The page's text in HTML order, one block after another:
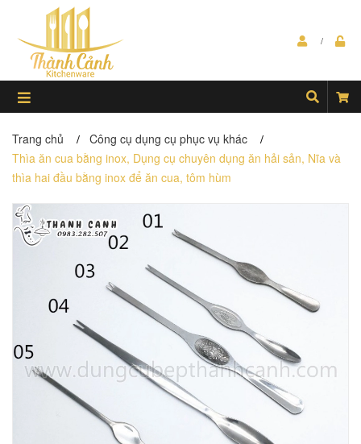
Trang chủ / Công cụ dụng cụ phục vụ khác /
Thìa ăn cua bằng inox, Dụng cụ chuyên dụng ăn hải sản, Nĩa và
thìa hai đầu bằng inox để ăn cua, tôm hùm